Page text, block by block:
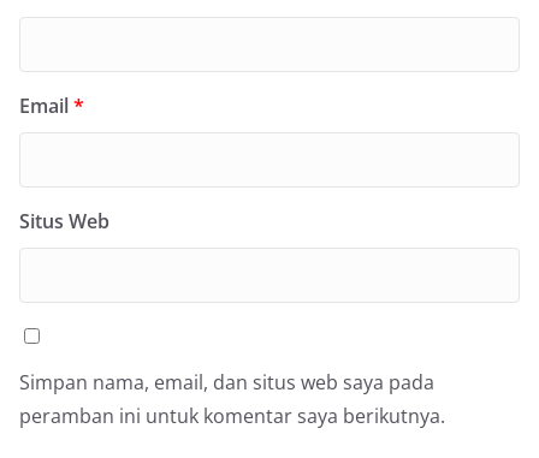
Email*
Situs Web
Simpan nama, email, dan situs web saya pada
peramban ini untuk komentar saya berikutnya.